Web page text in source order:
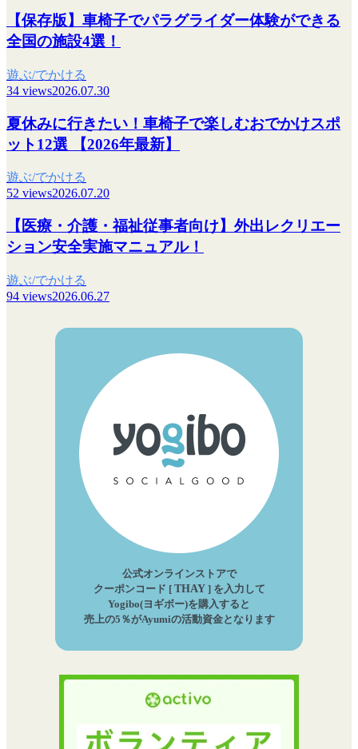
【保存版】車椅子でパラグライダー体験ができる
全国の施設4選！
遊ぶ/でかける
34 views2026.07.30
夏休みに行きたい！車椅子で楽しむおでかけスポ
ット12選 【2026年最新】
遊ぶ/でかける
52 views2026.07.20
【医療・介護・福祉従事者向け】外出レクリエー
ション安全実施マニュアル！
遊ぶ/でかける
94 views2026.06.27
公式オンラインストアで
クーポンコード [ THAY] を入力して
Yogibo(ヨギボー)を購入すると
売上の5％がAyumiの活動資金となります